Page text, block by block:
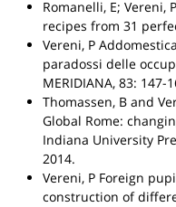
Romanelli, E; Vereni,
recipes from 31
Vereni, P
paradossi delle
MERIDIANA, 83: 147-
Thomassen, B and
Global Rome:
Indiana University
2014.
Vereni, P Foreign
construction of